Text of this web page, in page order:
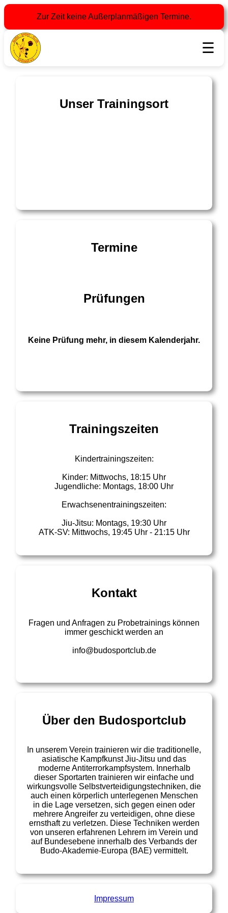
Zur Zeit keine Außerplanmäßigen Termine.
☰
Unser Trainingsort
Termine
Prüfungen
Keine Prüfung mehr, in diesem Kalenderjahr.
Trainingszeiten
Kindertrainingszeiten:
Kinder: Mittwochs, 18:15 Uhr
Jugendliche: Montags, 18:00 Uhr
Erwachsenentrainingszeiten:
Jiu-Jitsu: Montags, 19:30 Uhr
ATK-SV: Mittwochs, 19:45 Uhr - 21:15 Uhr
Kontakt
Fragen und Anfragen zu Probetrainings können
immer geschickt werden an
info@budosportclub.de
Über den Budosportclub
In unserem Verein trainieren wir die traditionelle,
asiatische Kampfkunst Jiu-Jitsu und das
moderne Antiterrorkampfsystem. Innerhalb
dieser Sportarten trainieren wir einfache und
wirkungsvolle Selbstverteidigungstechniken, die
auch einen körperlich unterlegenen Menschen
in die Lage versetzen, sich gegen einen oder
mehrere Angreifer zu verteidigen, ohne diese
ernsthaft zu verletzen. Diese Techniken werden
von unseren erfahrenen Lehrern im Verein und
auf Bundesebene innerhalb des Verbands der
Budo-Akademie-Europa (BAE) vermittelt.
Impressum